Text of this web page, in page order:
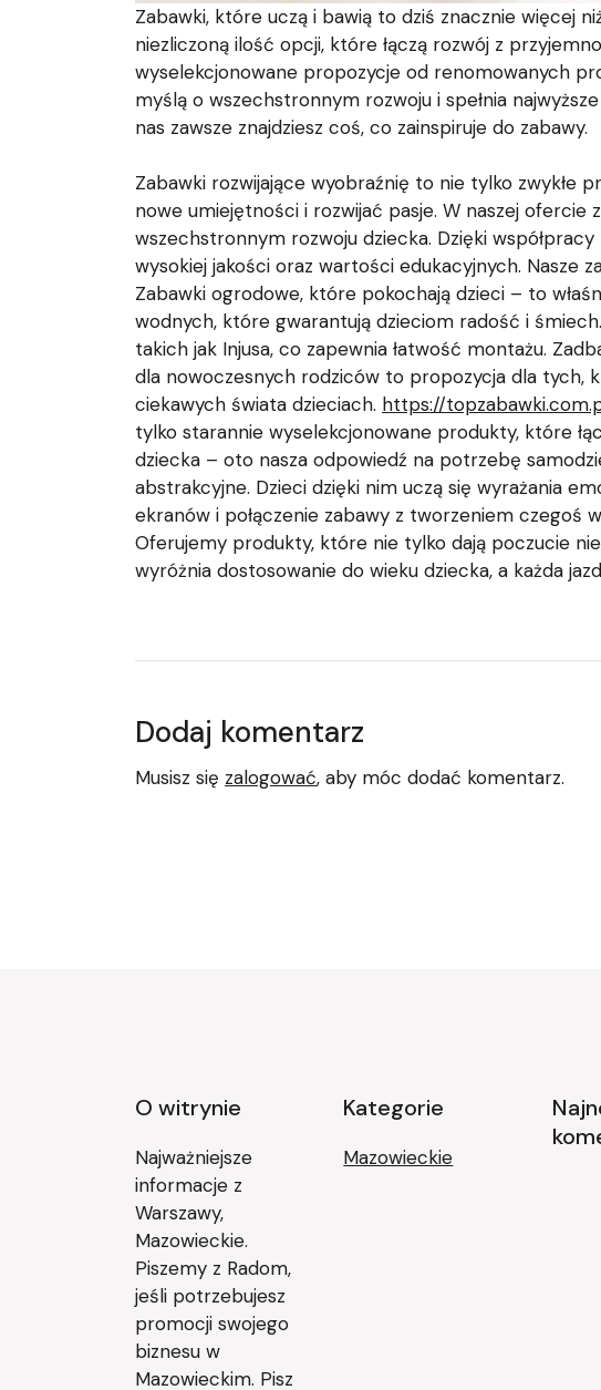
Zabawki, które uczą i bawią to dziś znacznie więcej
niezliczoną ilość opcji, które łączą rozwój z
wyselekcjonowane propozycje od renomowanych
myślą o wszechstronnym rozwoju i spełnia
nas zawsze znajdziesz coś, co zainspiruje do zabawy.
Zabawki rozwijające wyobraźnię to nie tylko zwykłe
nowe umiejętności i rozwijać pasje. W naszej ofercie
wszechstronnym rozwoju dziecka. Dzięki
wysokiej jakości oraz wartości edukacyjnych. Nasze
Zabawki ogrodowe, które pokochają dzieci – to
wodnych, które gwarantują dzieciom radość i
takich jak Injusa, co zapewnia łatwość montażu.
dla nowoczesnych rodziców to propozycja dla tych,
ciekawych świata dzieciach. https://
tylko starannie wyselekcjonowane produkty, które
dziecka – oto nasza odpowiedź na potrzebę
abstrakcyjne. Dzieci dzięki nim uczą się wyrażania
ekranów i połączenie zabawy z tworzeniem czegoś
Oferujemy produkty, które nie tylko dają poczucie
wyróżnia dostosowanie do wieku dziecka, a każda
Dodaj komentarz
Musisz się zalogować, aby móc dodać komentarz.
O witrynie
Najważniejsze
informacje z
Warszawy,
Mazowieckie.
Piszemy z Radom,
jeśli potrzebujesz
promocji swojego
biznesu w
Mazowieckim. Pisz
Kategorie
Mazowieckie